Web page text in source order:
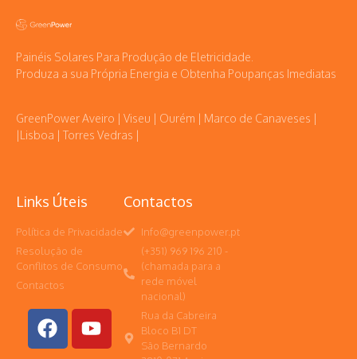
Painéis Solares Para Produção de Eletricidade.
Produza a sua Própria Energia e Obtenha Poupanças Imediatas
GreenPower Aveiro | Viseu | Ourém | Marco de Canaveses |
|Lisboa | Torres Vedras |
Links Úteis
Política de Privacidade
Resolução de
Conflitos de Consumo
Contactos
Contactos
Info@greenpower.pt
(+351) 969 196 210 -
(chamada para a
rede móvel
nacional)
Rua da Cabreira
Bloco B1 DT
São Bernardo